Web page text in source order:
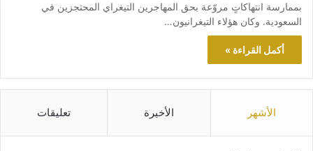
بممارسة انتهاكاتٍ مروّعة بحق المهاجرين التيغراي المحتجزين في
السعودية. وكان هؤلاء التيغرانيون…
أكمل القراءة »
الأشهر الأخيرة تعليقات